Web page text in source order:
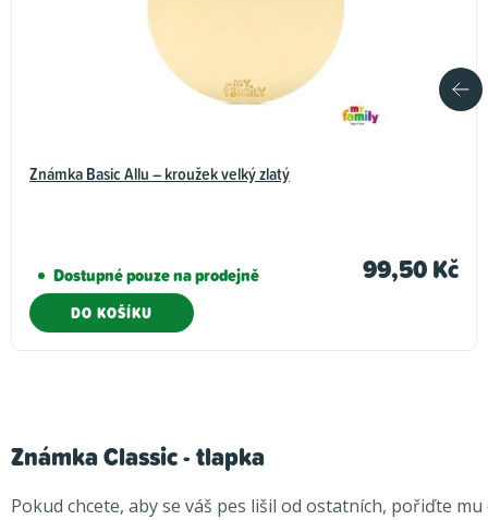
Známka Basic Allu – kroužek velký zlatý
Dostupné pouze na prodejně 99,50 Kč
DO KOŠÍKU
Známka Classic - tlapka
Pokud chcete, aby se váš pes lišil od ostatních, pořiďte